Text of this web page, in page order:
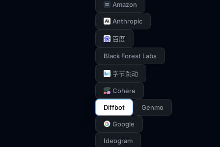
Amazon
Anthropic
百度
Black Forest Labs
字节跳动
Cohere
Diffbot Genmo
Google
Ideogram